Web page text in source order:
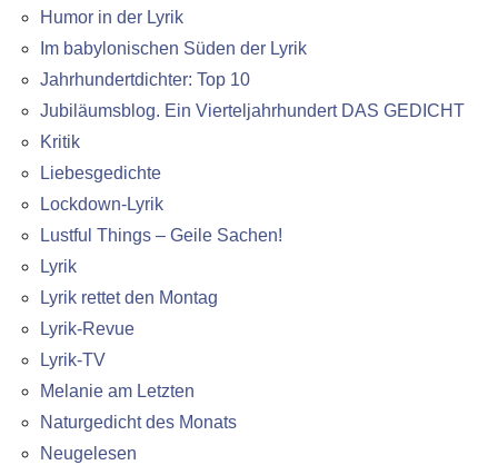
Humor in der Lyrik
Im babylonischen Süden der Lyrik
Jahrhundertdichter: Top 10
Jubiläumsblog. Ein Vierteljahrhundert DAS GEDICHT
Kritik
Liebesgedichte
Lockdown-Lyrik
Lustful Things – Geile Sachen!
Lyrik
Lyrik rettet den Montag
Lyrik-Revue
Lyrik-TV
Melanie am Letzten
Naturgedicht des Monats
Neugelesen